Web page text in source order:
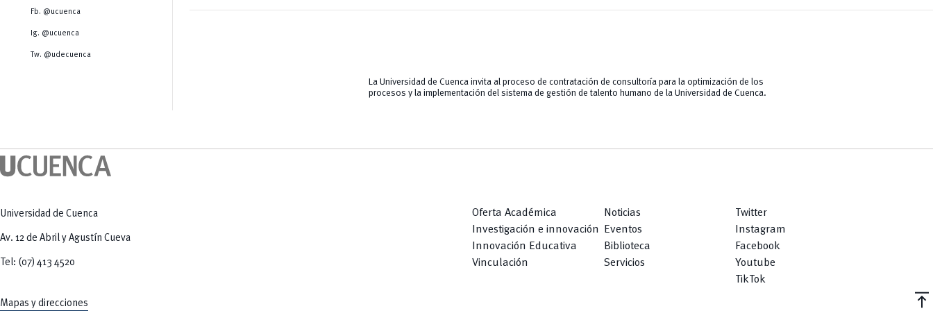
Tecnologías
Radio Universitaria
Sostenibilidad
Fb. @ucuenca
Ig. @ucuenca
Tw. @udecuenca
La Universidad de Cuenca invita al proceso de contratación de consultoría para la optimización de los
procesos y la implementación del sistema de gestión de talento humano de la Universidad de Cuenca.
Universidad de Cuenca
Av. 12 de Abril y Agustín Cueva
Tel: (07) 413 4520
Mapas y direcciones
Oferta Académica
Investigación e innovación
Innovación Educativa
Vinculación
Noticias
Eventos
Biblioteca
Servicios
Twitter
Instagram
Facebook
Youtube
TikTok
vertical_align_top